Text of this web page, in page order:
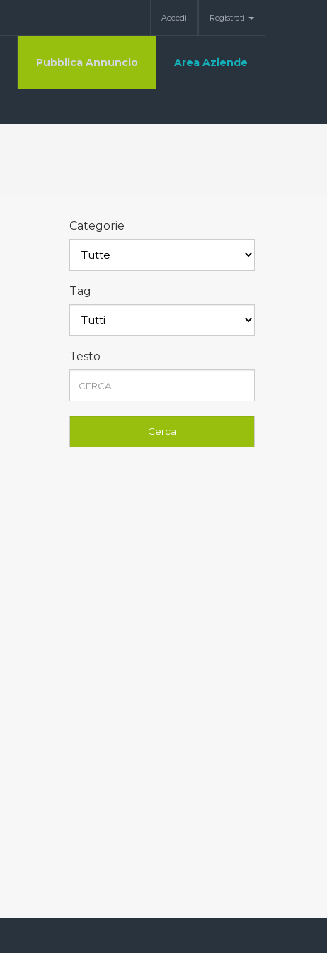
Accedi Registrati
Pubblica Annuncio Area Aziende
Categorie
Tag
Testo